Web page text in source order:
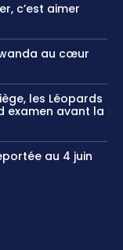
c’est aimer
au cœur
les Léopards
examen avant la
au 4 juin